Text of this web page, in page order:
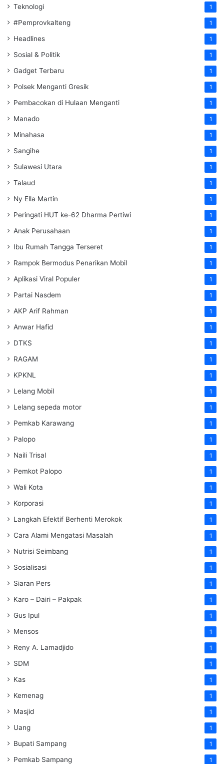
Teknologi 1
#Pemprovkalteng 1
Headlines 1
Sosial & Politik 1
Gadget Terbaru 1
Polsek Menganti Gresik 1
Pembacokan di Hulaan Menganti 1
Manado 1
Minahasa 1
Sangihe 1
Sulawesi Utara 1
Talaud 1
Ny Ella Martin 1
Peringati HUT ke-62 Dharma Pertiwi 1
Anak Perusahaan 1
Ibu Rumah Tangga Terseret 1
Rampok Bermodus Penarikan Mobil 1
Aplikasi Viral Populer 1
Partai Nasdem 1
AKP Arif Rahman 1
Anwar Hafid 1
DTKS 1
RAGAM 1
KPKNL 1
Lelang Mobil 1
Lelang sepeda motor 1
Pemkab Karawang 1
Palopo 1
Naili Trisal 1
Pemkot Palopo 1
Wali Kota 1
Korporasi 1
Langkah Efektif Berhenti Merokok 1
Cara Alami Mengatasi Masalah 1
Nutrisi Seimbang 1
Sosialisasi 1
Siaran Pers 1
Karo – Dairi – Pakpak 1
Gus Ipul 1
Mensos 1
Reny A. Lamadjido 1
SDM 1
Kas 1
Kemenag 1
Masjid 1
Uang 1
Bupati Sampang 1
Pemkab Sampang 1